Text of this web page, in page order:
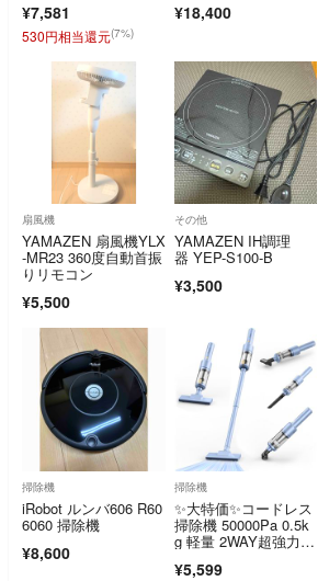
¥7,581
530円相当還元(7%)
¥18,400
扇風機
YAMAZEN 扇風機YLX
-MR23 360度自動首振
りリモコン
¥5,500
その他
YAMAZEN IH調理
器 YEP-S100-B
¥3,500
掃除機
iRobot ルンバ606 R60
6060 掃除機
¥8,600
掃除機
✨大特価✨コードレス
掃除機 50000Pa 0.5k
g 軽量 2WAY超強力吸
¥5,599